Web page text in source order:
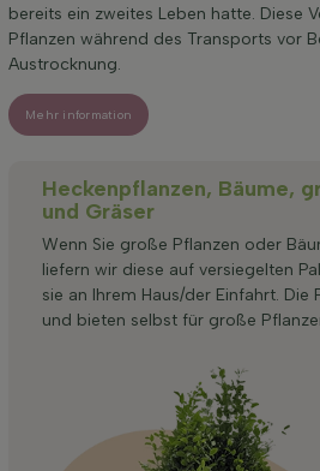
bereits ein zweites Leben hatte. Diese
Pflanzen während des Transports vor
Austrocknung.
Mehr information
Heckenpflanzen, Bäume,
und Gräser
Wenn Sie große Pflanzen oder
liefern wir diese auf versiegelten
sie an Ihrem Haus/der Einfahrt. Die
und bieten selbst für große